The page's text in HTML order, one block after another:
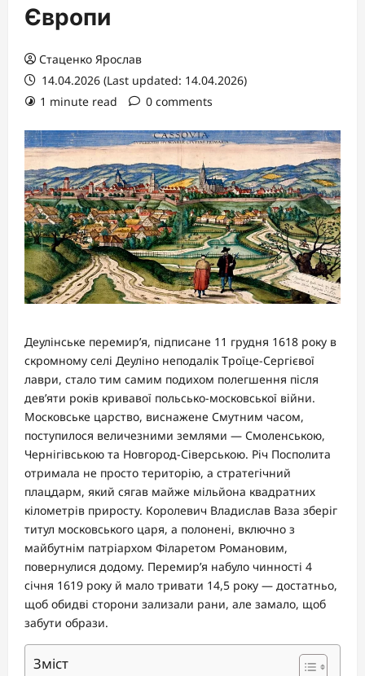
Європи
Стаценко Ярослав
14.04.2026 (Last updated: 14.04.2026)
1 minute read
0 comments
Деулінське перемир’я, підписане 11 грудня 1618 року в
скромному селі Деуліно неподалік Троїце-Сергієвої
лаври, стало тим самим подихом полегшення після
дев’яти років кривавої польсько-московської війни.
Московське царство, виснажене Смутним часом,
поступилося величезними землями — Смоленською,
Чернігівською та Новгород-Сіверською. Річ Посполита
отримала не просто територію, а стратегічний
плацдарм, який сягав майже мільйона квадратних
кілометрів приросту. Королевич Владислав Ваза зберіг
титул московського царя, а полонені, включно з
майбутнім патріархом Філаретом Романовим,
повернулися додому. Перемир’я набуло чинності 4
січня 1619 року й мало тривати 14,5 року — достатньо,
щоб обидві сторони зализали рани, але замало, щоб
забути образи.
Зміст